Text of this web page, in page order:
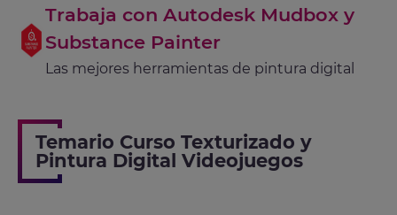
Trabaja con Autodesk Mudbox y
Substance Painter
Las mejores herramientas de pintura digital
Temario Curso Texturizado y
Pintura Digital Videojuegos